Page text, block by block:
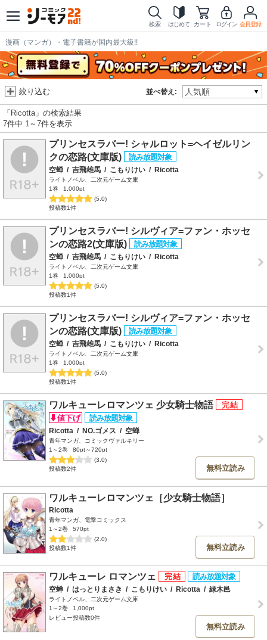
検索 はじめて カート ログイン 会員登録
漫画（マンガ）・電子書籍が国内最大級!!
並べ替え:
絞り込む
「Ricotta」の検索結果
7件中 1～7件を表示
プリンセスラバー! シャルロット=ヘイゼルリン
クの恋路(文庫版)
空蝉 / 吉飛雄馬 / こもりけい / Ricotta
ライトノベル、二次元ゲーム文庫
1巻
1,000pt
(5.0)
投稿数1件
プリンセスラバー! シルヴィア=ファン・ホッセ
ンの恋路2(文庫版)
空蝉 / 吉飛雄馬 / こもりけい / Ricotta
ライトノベル、二次元ゲーム文庫
1巻
1,000pt
(5.0)
投稿数1件
プリンセスラバー! シルヴィア=ファン・ホッセ
ンの恋路(文庫版)
空蝉 / 吉飛雄馬 / こもりけい / Ricotta
ライトノベル、二次元ゲーム文庫
1巻
1,000pt
(5.0)
投稿数1件
ワルキューレロマンツェ 少女騎士物語
Ricotta / NO.ゴメス / 空蝉
青年マンガ、コミックヴァルキリー
1～2巻
80pt～720pt
(3.0)
投稿数2件
無料立読み
ワルキューレロマンツェ［少女騎士物語］
Ricotta
青年マンガ、電撃コミックス
1～2巻
570pt
(2.0)
投稿数1件
無料立読み
ワルキューレ ロマンツェ
空蝉 / はっとりまさき / こもりけい / Ricotta / 緑木邑
ライトノベル、二次元ゲーム文庫
1～2巻
1,000pt
レビュー投稿数0件
無料立読み